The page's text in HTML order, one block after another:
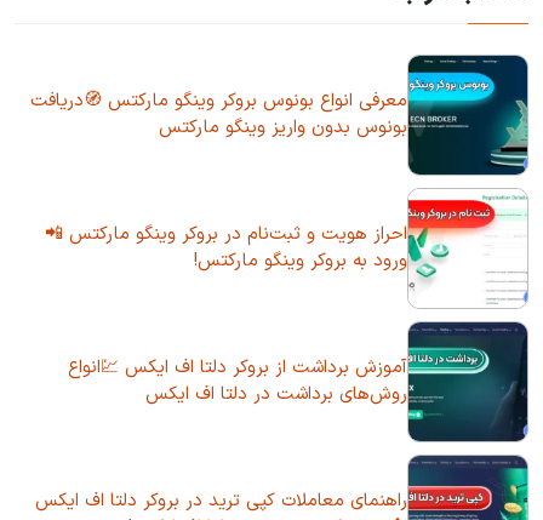
معرفی انواع بونوس بروکر وینگو مارکتس 🧭دریافت
بونوس بدون واریز وینگو مارکتس
احراز هویت و ثبت‌نام در بروکر وینگو مارکتس 📲
ورود به بروکر وینگو مارکتس!
آموزش برداشت از بروکر دلتا اف ایکس 💹انواع
روش‌های برداشت در دلتا اف ایکس
راهنمای معاملات کپی ترید در بروکر دلتا اف ایکس